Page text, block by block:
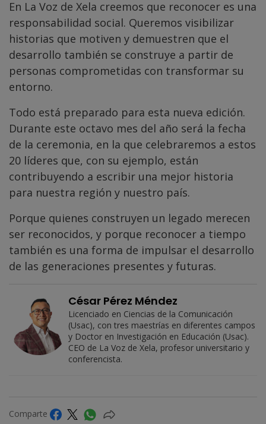
En La Voz de Xela creemos que reconocer es una
responsabilidad social. Queremos visibilizar
historias que motiven y demuestren que el
desarrollo también se construye a partir de
personas comprometidas con transformar su
entorno.
Todo está preparado para esta nueva edición.
Durante este octavo mes del año será la fecha
de la ceremonia, en la que celebraremos a estos
20 líderes que, con su ejemplo, están
contribuyendo a escribir una mejor historia
para nuestra región y nuestro país.
Porque quienes construyen un legado merecen
ser reconocidos, y porque reconocer a tiempo
también es una forma de impulsar el desarrollo
de las generaciones presentes y futuras.
César Pérez Méndez
Licenciado en Ciencias de la Comunicación
(Usac), con tres maestrías en diferentes campos
y Doctor en Investigación en Educación (Usac).
CEO de La Voz de Xela, profesor universitario y
conferencista.
Comparte